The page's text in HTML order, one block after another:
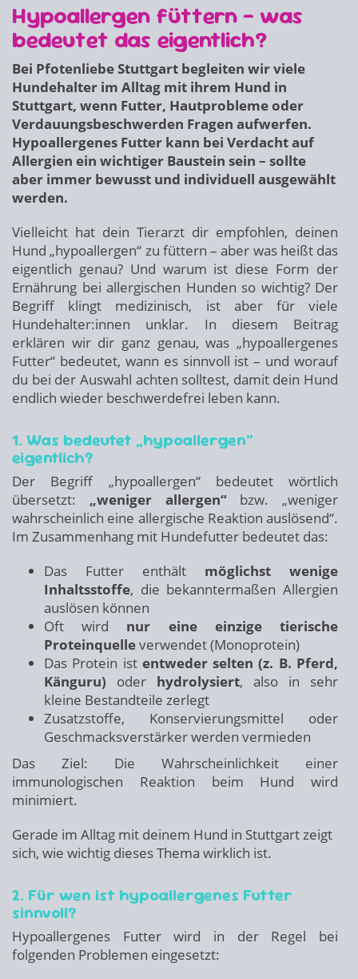
Hypoallergen füttern – was
bedeutet das eigentlich?
Bei Pfotenliebe Stuttgart begleiten wir viele
Hundehalter im Alltag mit ihrem Hund in
Stuttgart, wenn Futter, Hautprobleme oder
Verdauungsbeschwerden Fragen aufwerfen.
Hypoallergenes Futter kann bei Verdacht auf
Allergien ein wichtiger Baustein sein – sollte
aber immer bewusst und individuell ausgewählt
werden.
Vielleicht hat dein Tierarzt dir empfohlen, deinen
Hund „hypoallergen“ zu füttern – aber was heißt das
eigentlich genau? Und warum ist diese Form der
Ernährung bei allergischen Hunden so wichtig? Der
Begriff klingt medizinisch, ist aber für viele
Hundehalter:innen unklar. In diesem Beitrag
erklären wir dir ganz genau, was „hypoallergenes
Futter“ bedeutet, wann es sinnvoll ist – und worauf
du bei der Auswahl achten solltest, damit dein Hund
endlich wieder beschwerdefrei leben kann.
1. Was bedeutet „hypoallergen“
eigentlich?
Der Begriff „hypoallergen“ bedeutet wörtlich
übersetzt: „weniger allergen“bzw. „weniger
wahrscheinlich eine allergische Reaktion auslösend“.
Im Zusammenhang mit Hundefutter bedeutet das:
Das Futter enthält möglichst wenige
Inhaltsstoffe, die bekanntermaßen Allergien
auslösen können
Oft wird nur eine einzige tierische
Proteinquelleverwendet (Monoprotein)
Das Protein ist entweder selten (z. B. Pferd,
Känguru) oder hydrolysiert, also in sehr
kleine Bestandteile zerlegt
Zusatzstoffe, Konservierungsmittel oder
Geschmacksverstärker werden vermieden
Das Ziel: Die Wahrscheinlichkeit einer
immunologischen Reaktion beim Hund wird
minimiert.
Gerade im Alltag mit deinem Hund in Stuttgart zeigt
sich, wie wichtig dieses Thema wirklich ist.
2. Für wen ist hypoallergenes Futter
sinnvoll?
Hypoallergenes Futter wird in der Regel bei
folgenden Problemen eingesetzt: